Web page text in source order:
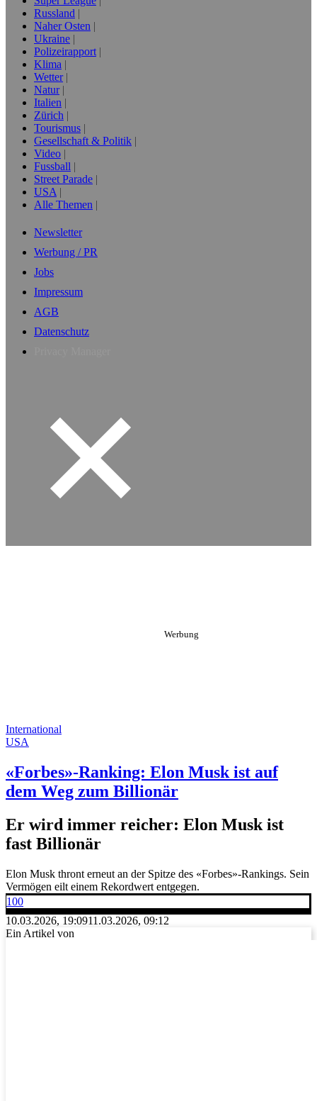
Russland
Naher Osten
Ukraine
Polizeirapport
Klima
Wetter
Natur
Italien
Zürich
Tourismus
Gesellschaft & Politik
Video
Fussball
Street Parade
USA
Alle Themen
Newsletter
Werbung / PR
Jobs
Impressum
AGB
Datenschutz
International
USA
«Forbes»-Ranking: Elon Musk ist auf
dem Weg zum Billionär
Er wird immer reicher: Elon Musk ist
fast Billionär
Elon Musk thront erneut an der Spitze des «Forbes»-Rankings. Sein
Vermögen eilt einem Rekordwert entgegen.
100
10.03.2026, 19:0911.03.2026, 09:12
Ein Artikel von